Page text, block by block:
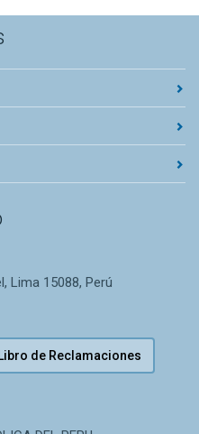
Lima 15088, Perú
Libro de Reclamaciones